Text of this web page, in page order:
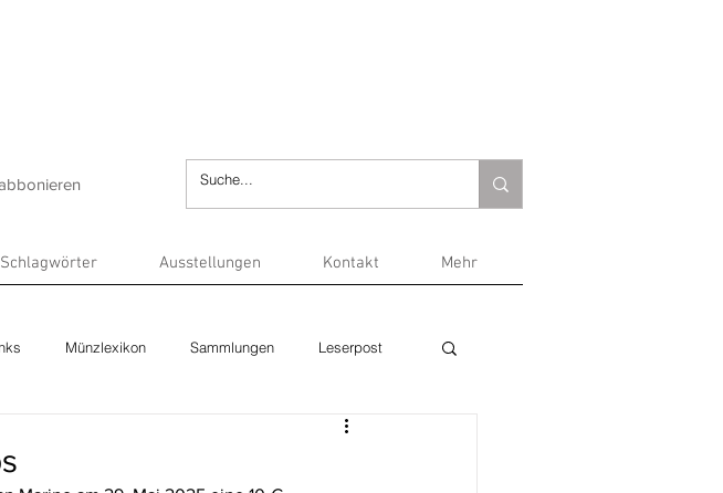
Schlagwörter Ausstellungen Kontakt Mehr
Münzlexikon Sammlungen Leserpost